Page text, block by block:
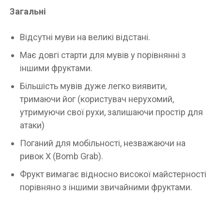
Загальні
Відсутні муви на великі відстані.
Має довгі старти для мувів у порівнянні з
іншими фруктами.
Більшість мувів дуже легко виявити,
тримаючи йог (користувач нерухомий,
утримуючи свої рухи, залишаючи простір для
атаки)
Поганий для мобільності, незважаючи на
ривок Х (Bomb Grab).
Фрукт вимагає відносно високої майстерності
порівняно з іншими звичайними фруктами.